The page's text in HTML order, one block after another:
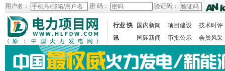
用户名： 密 码： 验证码：
行业 快
讯
国内新闻 项目建设
技术时评
国际新闻
审批公示 会员风采